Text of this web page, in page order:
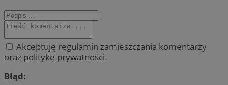
Akceptuję regulamin zamieszczania komentarzy
oraz politykę prywatności.
Błąd: